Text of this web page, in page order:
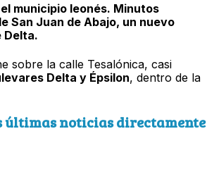
municipio leonés. Minutos
San Juan de Abajo, un nuevo
Delta.
sobre la calle Tesalónica, casi
Delta y Épsilon, dentro de la
últimas noticias directamente